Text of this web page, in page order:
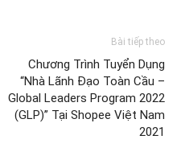
Bài tiếp theo
Chương Trình Tuyển Dụng
“Nhà Lãnh Đạo Toàn Cầu –
Global Leaders Program 2022
(GLP)” Tại Shopee Việt Nam
2021